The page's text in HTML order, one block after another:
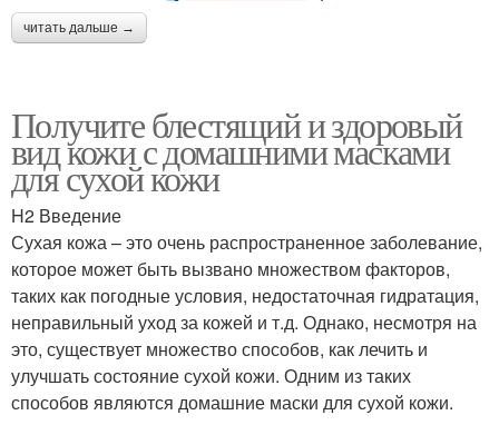
читать дальше →
Получите блестящий и здоровый
вид кожи с домашними масками
для сухой кожи
H2 Введение
Сухая кожа – это очень распространенное заболевание,
которое может быть вызвано множеством факторов,
таких как погодные условия, недостаточная гидратация,
неправильный уход за кожей и т.д. Однако, несмотря на
это, существует множество способов, как лечить и
улучшать состояние сухой кожи. Одним из таких
способов являются домашние маски для сухой кожи.